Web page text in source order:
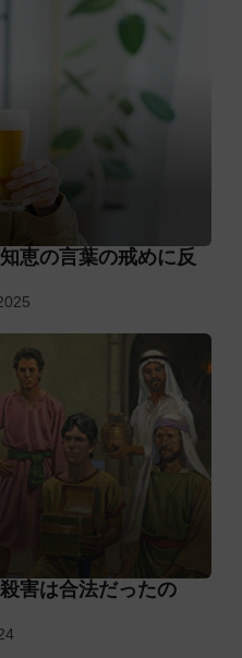
恵の言葉の戒めに反
害は合法だったの